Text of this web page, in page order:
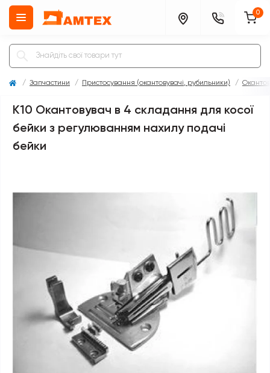
0
Запчастини Пристосування (окантовувачі, рубильники)
K10 Окантовувач в 4 складання для косої
бейки з регулюванням нахилу подачі
бейки